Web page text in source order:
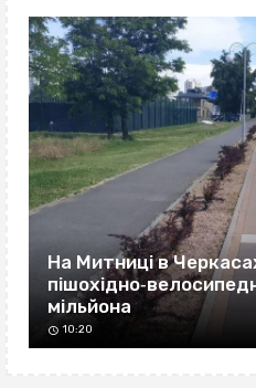
На Митниці в
мільйона
10:20